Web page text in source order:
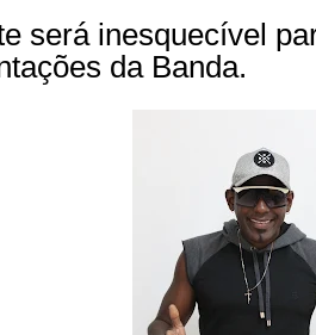
será inesquecível
da Banda.